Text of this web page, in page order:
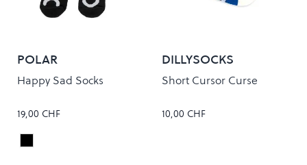
POLAR
Happy Sad Socks
19,00 CHF
Colour
Black
DILLYSOCKS
Short Cursor Curse
10,00 CHF